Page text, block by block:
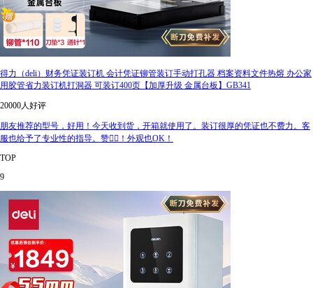
得力（deli）财务凭证装订机 会计凭证铆管装订手动打孔器 档案资料文件热熔 办公家
用胶管省力装订机打洞器 可装订400页【加厚升级 金属台板】GB341
20000人好评
朋友推荐的型号，好用！今天收到货，开箱就使用了。装订很厚的凭证也不费力。客
服也给予了专业性的指导。赞👍🏻！外观也OK！
TOP
9